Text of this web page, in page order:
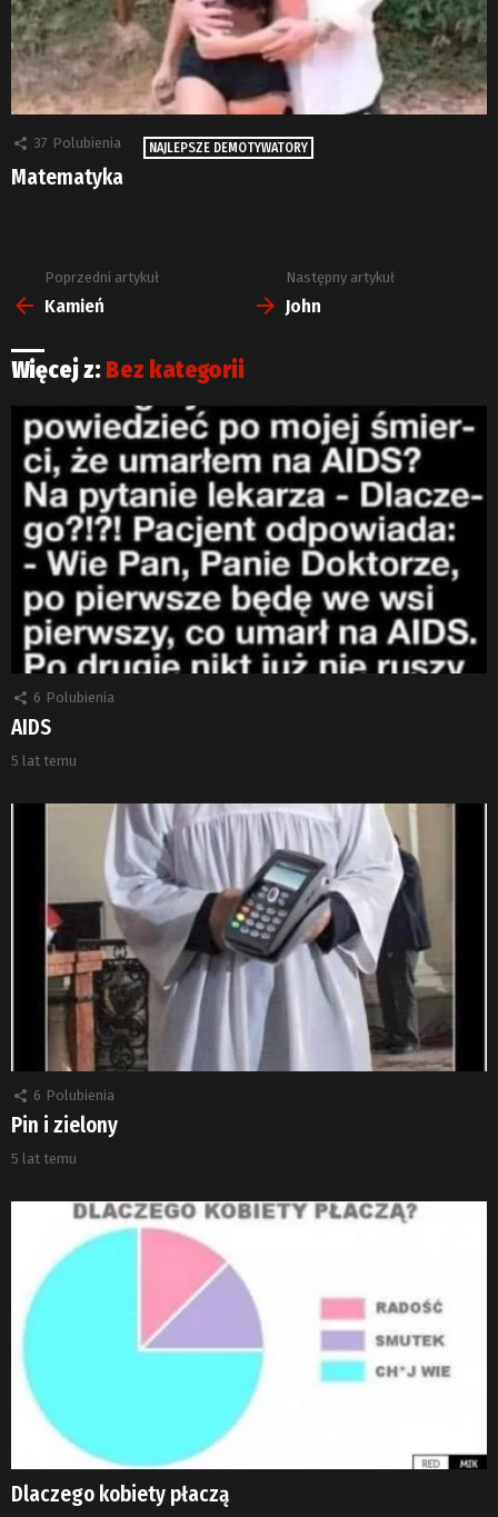
37 Polubienia NAJLEPSZE DEMOTYWATORY
Matematyka
Zobacz
więcej
Poprzedni artykuł
Kamień
Następny artykuł
John
Więcej z: Bez kategorii
6 Polubienia
AIDS
5 lat temu
6 Polubienia
Pin i zielony
5 lat temu
Dlaczego kobiety płaczą